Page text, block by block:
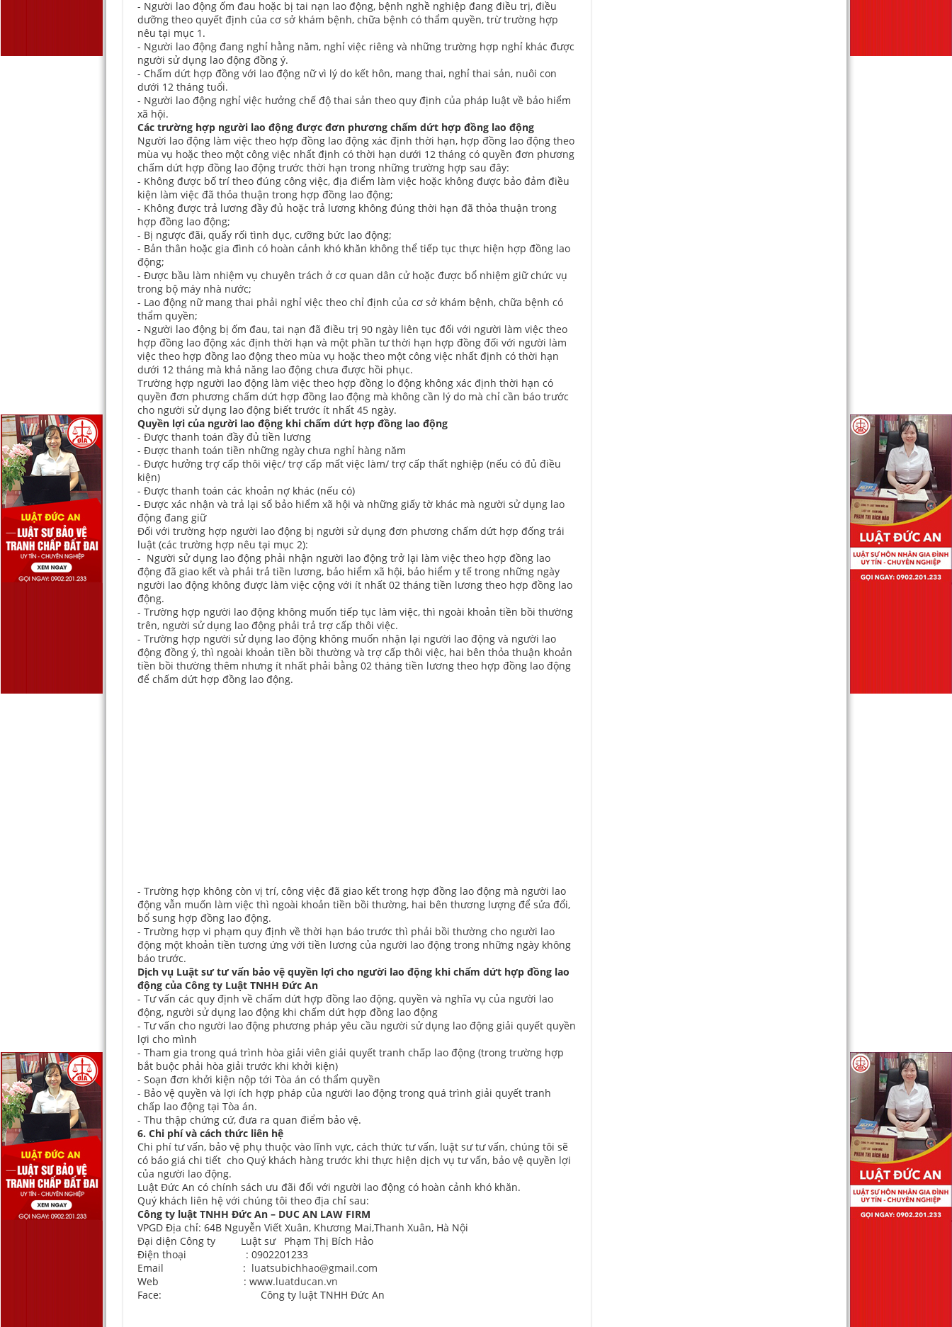
- Người lao động ốm đau hoặc bị tai nạn lao động, bệnh nghề nghiệp đang điều trị, điều
dưỡng theo quyết định của cơ sở khám bệnh, chữa bệnh có thẩm quyền, trừ trường hợp
nêu tại mục 1.
- Người lao động đang nghỉ hằng năm, nghỉ việc riêng và những trường hợp nghỉ khác được
người sử dụng lao động đồng ý.
- Chấm dứt hợp đồng với lao động nữ vì lý do kết hôn, mang thai, nghỉ thai sản, nuôi con
dưới 12 tháng tuổi.
- Người lao động nghỉ việc hưởng chế độ thai sản theo quy định của pháp luật về bảo hiểm
xã hội.
Các trường hợp người lao động được đơn phương chấm dứt hợp đồng lao động
Người lao động làm việc theo hợp đồng lao động xác định thời hạn, hợp đồng lao động theo
mùa vụ hoặc theo một công việc nhất định có thời hạn dưới 12 tháng có quyền đơn phương
chấm dứt hợp đồng lao động trước thời hạn trong những trường hợp sau đây:
- Không được bố trí theo đúng công việc, địa điểm làm việc hoặc không được bảo đảm điều
kiện làm việc đã thỏa thuận trong hợp đồng lao động;
- Không được trả lương đầy đủ hoặc trả lương không đúng thời hạn đã thỏa thuận trong
hợp đồng lao động;
- Bị ngược đãi, quấy rối tình dục, cưỡng bức lao động;
- Bản thân hoặc gia đình có hoàn cảnh khó khăn không thể tiếp tục thực hiện hợp đồng lao
động;
- Được bầu làm nhiệm vụ chuyên trách ở cơ quan dân cử hoặc được bổ nhiệm giữ chức vụ
trong bộ máy nhà nước;
- Lao động nữ mang thai phải nghỉ việc theo chỉ định của cơ sở khám bệnh, chữa bệnh có
thẩm quyền;
- Người lao động bị ốm đau, tai nạn đã điều trị 90 ngày liên tục đối với người làm việc theo
hợp đồng lao động xác định thời hạn và một phần tư thời hạn hợp đồng đối với người làm
việc theo hợp đồng lao động theo mùa vụ hoặc theo một công việc nhất định có thời hạn
dưới 12 tháng mà khả năng lao động chưa được hồi phục.
Trường hợp người lao động làm việc theo hợp đồng lo động không xác định thời hạn có
quyền đơn phương chấm dứt hợp đồng lao động mà không cần lý do mà chỉ cần báo trước
cho người sử dụng lao động biết trước ít nhất 45 ngày.
Quyền lợi của người lao động khi chấm dứt hợp đồng lao động
- Được thanh toán đầy đủ tiền lương
- Được thanh toán tiền những ngày chưa nghỉ hàng năm
- Được hưởng trợ cấp thôi việc/ trợ cấp mất việc làm/ trợ cấp thất nghiệp (nếu có đủ điều
kiện)
- Được thanh toán các khoản nợ khác (nếu có)
- Được xác nhận và trả lại sổ bảo hiểm xã hội và những giấy tờ khác mà người sử dụng lao
động đang giữ
Đối với trường hợp người lao động bị người sử dụng đơn phương chấm dứt hợp đống trái
luật (các trường hợp nêu tại mục 2):
- Người sử dụng lao động phải nhận người lao động trở lại làm việc theo hợp đồng lao
động đã giao kết và phải trả tiền lương, bảo hiểm xã hội, bảo hiểm y tế trong những ngày
người lao động không được làm việc cộng với ít nhất 02 tháng tiền lương theo hợp đồng lao
động.
- Trường hợp người lao động không muốn tiếp tục làm việc, thì ngoài khoản tiền bồi thường
trên, người sử dụng lao động phải trả trợ cấp thôi việc.
- Trường hợp người sử dụng lao động không muốn nhận lại người lao động và người lao
động đồng ý, thì ngoài khoản tiền bồi thường và trợ cấp thôi việc, hai bên thỏa thuận khoản
tiền bồi thường thêm nhưng ít nhất phải bằng 02 tháng tiền lương theo hợp đồng lao động
để chấm dứt hợp đồng lao động.
- Trường hợp không còn vị trí, công việc đã giao kết trong hợp đồng lao động mà người lao
động vẫn muốn làm việc thì ngoài khoản tiền bồi thường, hai bên thương lượng để sửa đổi,
bổ sung hợp đồng lao động.
- Trường hợp vi phạm quy định về thời hạn báo trước thì phải bồi thường cho người lao
động một khoản tiền tương ứng với tiền lương của người lao động trong những ngày không
báo trước.
Dịch vụ Luật sư tư vấn bảo vệ quyền lợi cho người lao động khi chấm dứt hợp đồng lao
động của Công ty Luật TNHH Đức An
- Tư vấn các quy định về chấm dứt hợp đồng lao động, quyền và nghĩa vụ của người lao
động, người sử dụng lao động khi chấm dứt hợp đồng lao động
- Tư vấn cho người lao động phương pháp yêu cầu người sử dụng lao động giải quyết quyền
lợi cho mình
- Tham gia trong quá trình hòa giải viên giải quyết tranh chấp lao động (trong trường hợp
bắt buộc phải hòa giải trước khi khởi kiện)
- Soạn đơn khởi kiện nộp tới Tòa án có thẩm quyền
- Bảo vệ quyền và lợi ích hợp pháp của người lao động trong quá trình giải quyết tranh
chấp lao động tại Tòa án.
- Thu thập chứng cứ, đưa ra quan điểm bảo vệ.
6. Chi phí và cách thức liên hệ
Chi phí tư vấn, bảo vệ phụ thuộc vào lĩnh vực, cách thức tư vấn, luật sư tư vấn, chúng tôi sẽ
có báo giá chi tiết cho Quý khách hàng trước khi thực hiện dịch vụ tư vấn, bảo vệ quyền lợi
của người lao động.
Luật Đức An có chính sách ưu đãi đối với người lao động có hoàn cảnh khó khăn.
Quý khách liên hệ với chúng tôi theo địa chỉ sau:
Công ty luật TNHH Đức An – DUC AN LAW FIRM
VPGD Địa chỉ: 64B Nguyễn Viết Xuân, Khương Mai,Thanh Xuân, Hà Nội
Đại diện Công ty Luật sư Phạm Thị Bích Hảo
Điện thoại : 0902201233
Email : luatsubichhao@gmail.com
Web : www.luatducan.vn
Face: Công ty luật TNHH Đức An